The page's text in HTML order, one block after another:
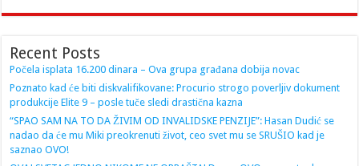
Recent Posts
Počela isplata 16.200 dinara – Ova grupa građana dobija novac
Poznato kad će biti diskvalifikovane: Procurio strogo poverljiv dokument
produkcije Elite 9 – posle tuče sledi drastična kazna
“SPAO SAM NA TO DA ŽIVIM OD INVALIDSKE PENZIJE”: Hasan Dudić se
nadao da će mu Miki preokrenuti život, ceo svet mu se SRUŠIO kad je
saznao OVO!